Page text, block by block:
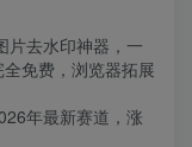
片去水印神器，一
免费，浏览器拓展
年最新赛道，涨